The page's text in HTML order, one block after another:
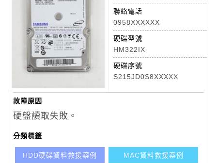
聯絡電話
0958XXXXXX
硬碟型號
HM322IX
硬碟序號
S215JD0S8XXXXX
故障原因
硬盤讀取失敗。
分類標籤
HDD硬碟資料救援案例 MAC資料救援案例